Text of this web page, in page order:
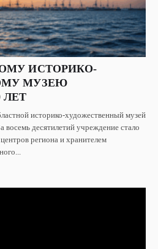
ИСТОРИКО-
МУЗЕЮ
ЛЕТ
историко-художественный музей
восемь десятилетий учреждение стало
региона и хранителем